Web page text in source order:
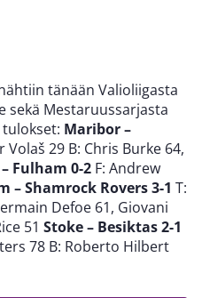
tänään Valioliigasta
sekä Mestaruussarjasta
Maribor –
Volaš 29 B: Chris Burke 64,
Fulham 0-2 F: Andrew
– Shamrock Rovers 3-1 T:
Defoe 61, Giovani
51 Stoke – Besiktas 2-1
78 B: Roberto Hilbert